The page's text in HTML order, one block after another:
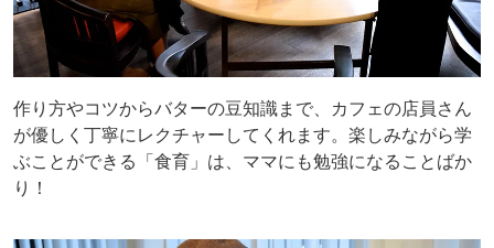
作り方やコツからバターの豆知識まで、カフェの店員さん
が優しく丁寧にレクチャーしてくれます。楽しみながら学
ぶことができる「食育」は、ママにも勉強になることばか
り！